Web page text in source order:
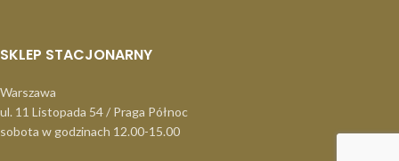
SKLEP STACJONARNY
Warszawa
ul. 11 Listopada 54 / Praga Północ
sobota w godzinach 12.00-15.00